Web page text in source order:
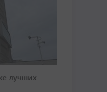
лучших